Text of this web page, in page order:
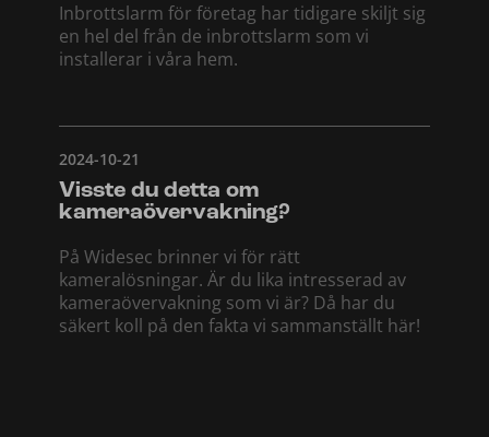
Inbrottslarm för företag har tidigare skiljt sig
en hel del från de inbrottslarm som vi
installerar i våra hem.
2024-10-21
Visste du detta om
kameraövervakning?
På Widesec brinner vi för rätt
kameralösningar. Är du lika intresserad av
kameraövervakning som vi är? Då har du
säkert koll på den fakta vi sammanställt här!